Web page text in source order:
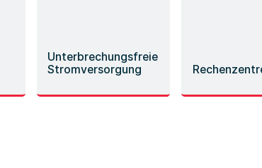
Unterbrechungsfreie
Stromversorgung
Zuverlässige digitale